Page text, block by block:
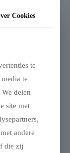
geen
Cookies
te
te
delen
site met
andere
die zij